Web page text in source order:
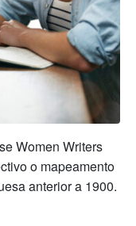
Women Writers
o mapeamento
anterior a 1900.